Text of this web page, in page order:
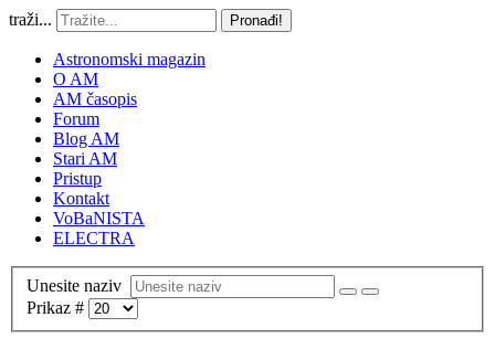
traži... Pronađi!
Astronomski magazin
O AM
AM časopis
Forum
Blog AM
Stari AM
Pristup
Kontakt
VoBaNISTA
ELECTRA
Unesite naziv
Prikaz #